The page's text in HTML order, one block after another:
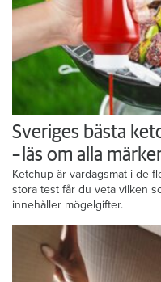
Sveriges bästa
– läs om alla
Ketchup är vardagsmat i de
stora test får du veta vilken
innehåller mögelgifter.